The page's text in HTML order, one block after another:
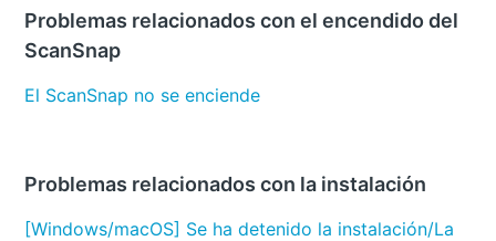
Problemas relacionados con el encendido del
ScanSnap
El ScanSnap no se enciende
Problemas relacionados con la instalación
[Windows/macOS] Se ha detenido la instalación/La